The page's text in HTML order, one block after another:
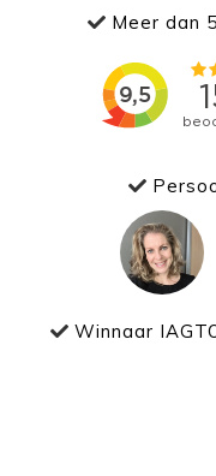
Meer dan
Winnaar